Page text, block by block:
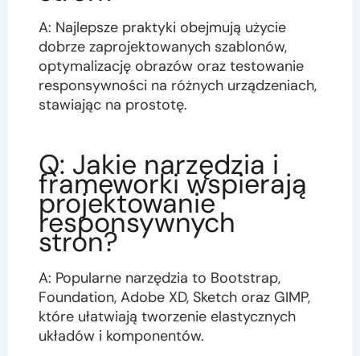
A: Najlepsze praktyki obejmują użycie
dobrze zaprojektowanych szablonów,
optymalizację obrazów oraz testowanie
responsywności na różnych urządzeniach,
stawiając na prostotę.
Q: Jakie narzędzia i
frameworki wspierają
projektowanie
responsywnych
stron?
A: Popularne narzędzia to Bootstrap,
Foundation, Adobe XD, Sketch oraz GIMP,
które ułatwiają tworzenie elastycznych
układów i komponentów.